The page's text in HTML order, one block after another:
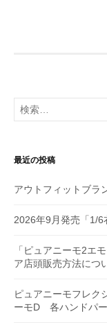
シ
ョ
ン
検
索:
最近の投稿
アウトフィットブラ
2026年9月発売「1/6
「ピュアニーモ2エ
ア店頭販売方法につ
ピュアニーモフレク
ーモD 各ハンドパ